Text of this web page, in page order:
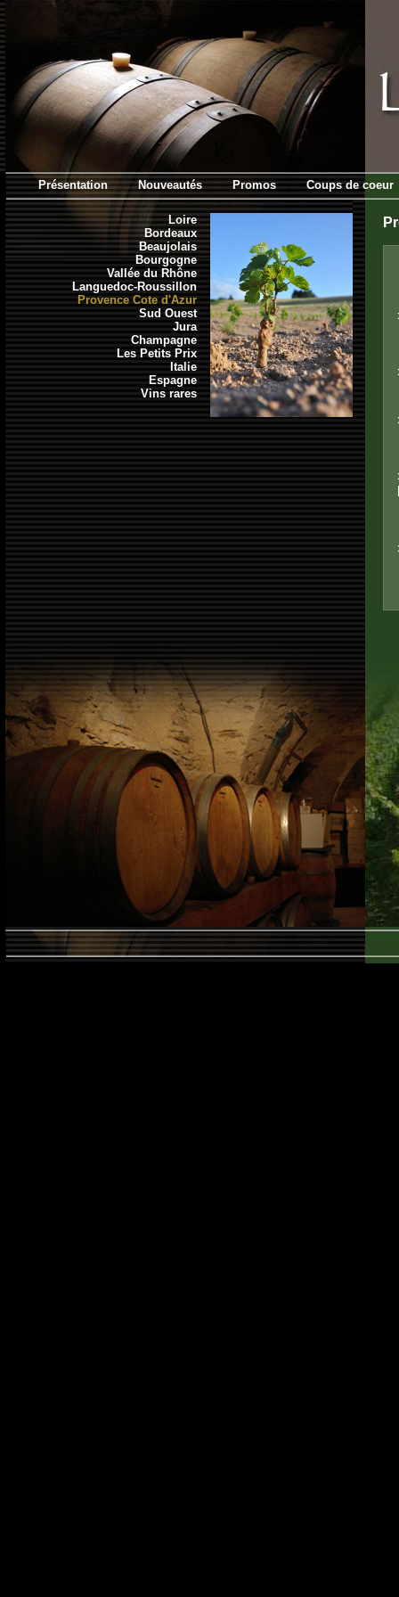
Présentation Nouveautés Promos Coups de coeur
Loire
Bordeaux
Beaujolais
Bourgogne
Vallée du Rhône
Languedoc-Roussillon
Provence Cote d'Azur
Sud Ouest
Jura
Champagne
Les Petits Prix
Italie
Espagne
Vins rares